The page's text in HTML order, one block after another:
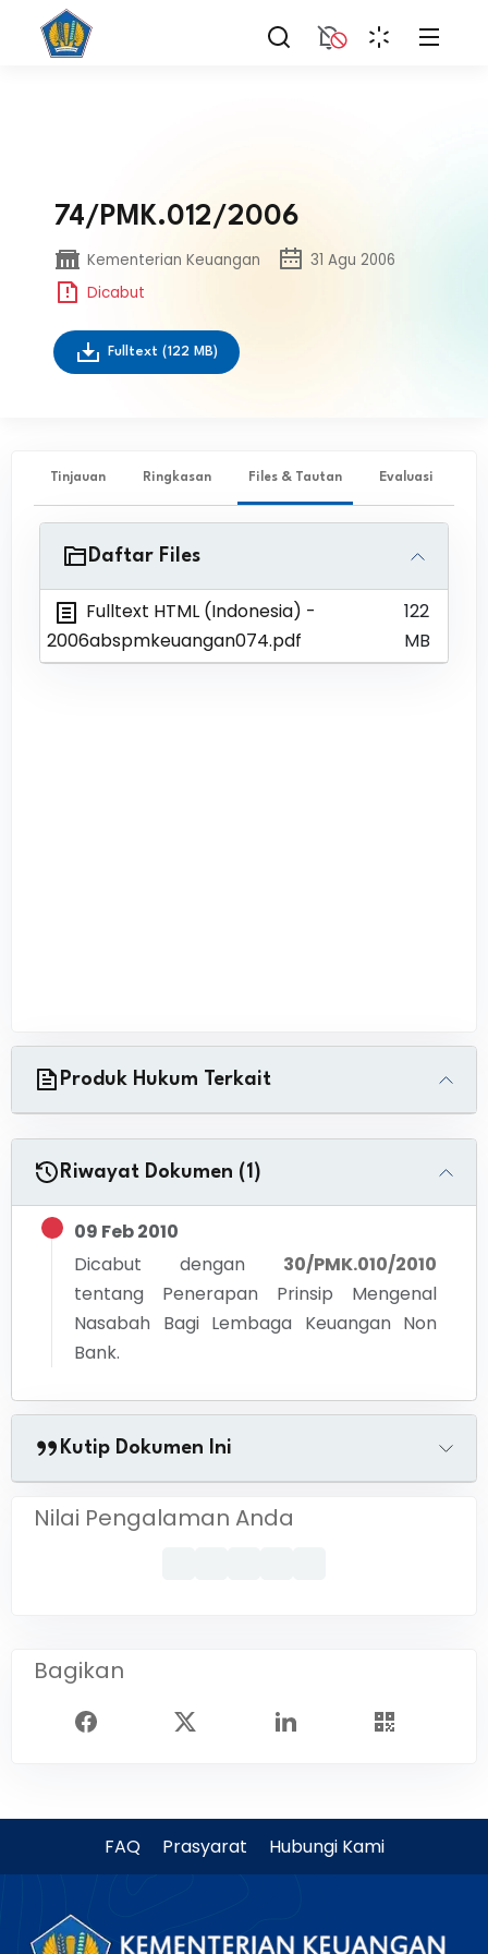
74/PMK.012/2006
Kementerian Keuangan
31 Agu 2006
Dicabut
Fulltext (122 MB)
Tinjauan Ringkasan Files & Tautan Evaluasi
Daftar Files
Fulltext HTML (Indonesia) -
2006abspmkeuangan074.pdf
122
MB
Produk Hukum Terkait
Riwayat Dokumen (1)
09 Feb 2010
Dicabut dengan
30/PMK.010/2010
tentang Penerapan Prinsip Mengenal
Nasabah Bagi Lembaga Keuangan Non
Bank.
Kutip Dokumen Ini
Nilai Pengalaman Anda
Bagikan
FAQ Prasyarat Hubungi Kami